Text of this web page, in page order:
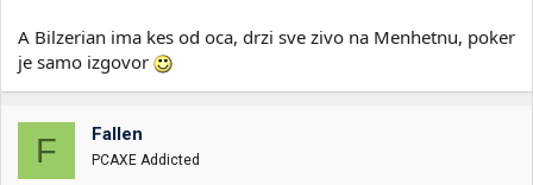
A Bilzerian ima kes od oca, drzi sve zivo na Menhetnu, poker
je samo izgovor
F Fallen
PCAXE Addicted